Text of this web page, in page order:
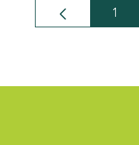
Seite
1